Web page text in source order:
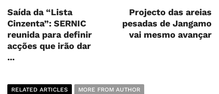
Saída da “Lista
Cinzenta”: SERNIC
reunida para definir
acções que irão dar
...
Projecto das areias
pesadas de Jangamo
vai mesmo avançar
RELATED ARTICLES
MORE FROM AUTHOR